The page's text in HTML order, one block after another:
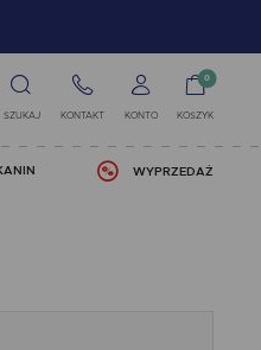
SZUKAJ KONTAKT KONTO
0
KOSZYK
WYPRZEDAŻ